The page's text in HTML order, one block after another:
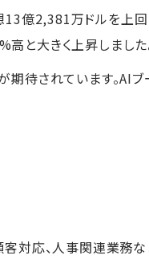
億2,381万ドルを上回
と大きく上昇しました
待されています。AIブ
客対応、人事関連業務